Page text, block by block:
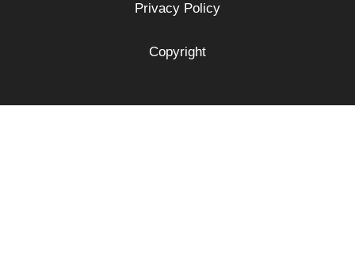
Privacy Policy
Copyright